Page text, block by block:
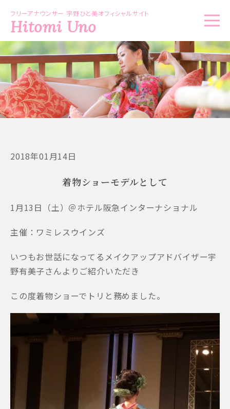
フリーアナウンサー 宇野ひと美オフィシャルサイト
Hitomi Uno
2018年01月14日
着物ショーモデルとして
1月13日（土）＠ホテル阪急インターナショナル
主催：ワミレスウインズ
いつもお世話になってるメイクアップアドバイザー宇
野有美子さんよりご紹介いただき
この度着物ショーでトリと務めました。